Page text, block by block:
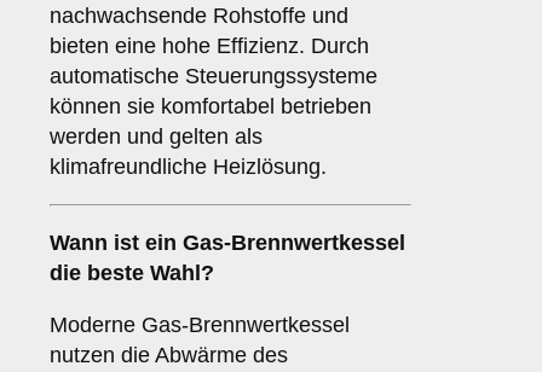
nachwachsende Rohstoffe und
bieten eine hohe Effizienz. Durch
automatische Steuerungssysteme
können sie komfortabel betrieben
werden und gelten als
klimafreundliche Heizlösung.
Wann ist ein Gas-Brennwertkessel
die beste Wahl?
Moderne Gas-Brennwertkessel
nutzen die Abwärme des